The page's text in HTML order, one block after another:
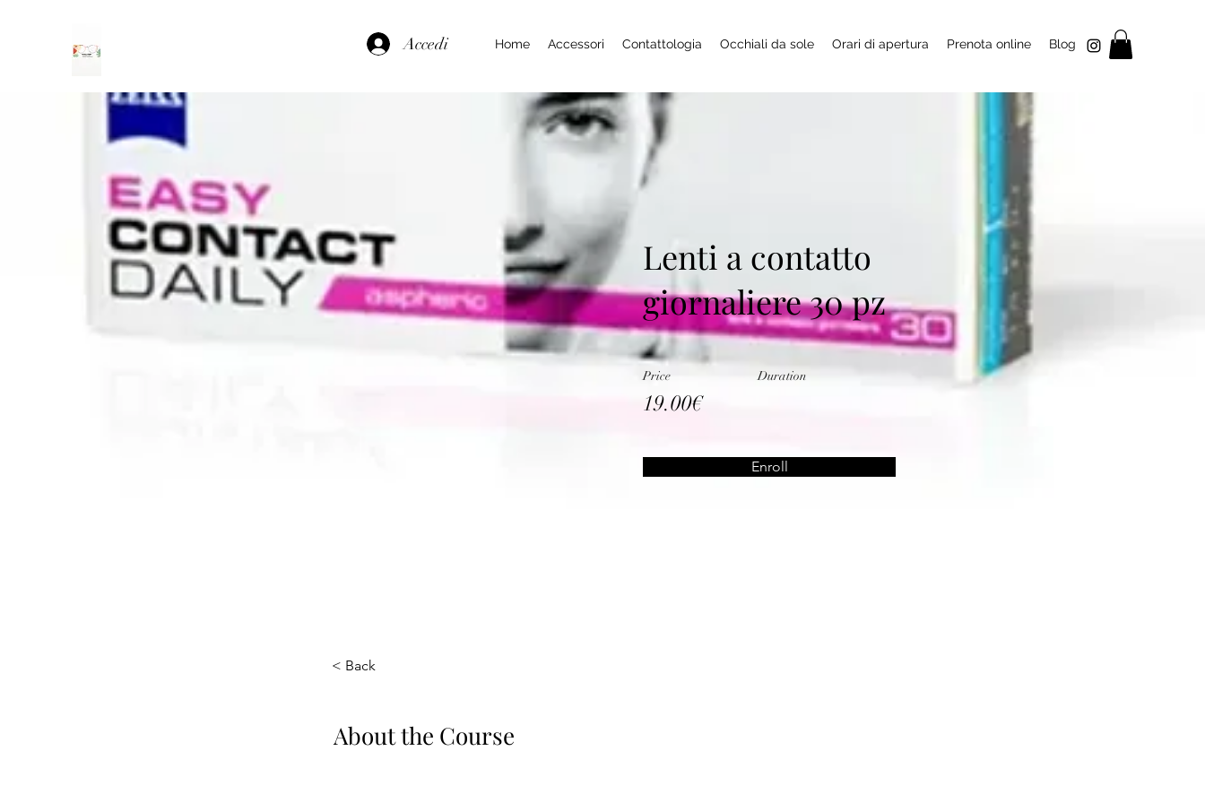
Home Accessori Contattologia Occhiali da sole Orari di apertura Prenota online Blog
Accedi
Lenti a contatto
giornaliere 30 pz
Price
19.00€
Duration
Enroll
< Back
About the Course